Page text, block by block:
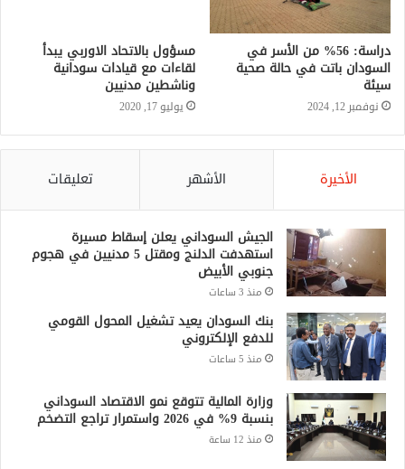
دراسة: 56% من الأسر في
السودان باتت في حالة صحية
سيئة
نوفمبر 12, 2024
مسؤول بالاتحاد الاوربي يبدأ
لقاءات مع قيادات سودانية
وناشطين مدنيين
يوليو 17, 2020
الأخيرة الأشهر تعليقات
الجيش السوداني يعلن إسقاط مسيرة
استهدفت الدلنج ومقتل 5 مدنيين في هجوم
جنوبي الأبيض
منذ 3 ساعات
بنك السودان يعيد تشغيل المحول القومي
للدفع الإلكتروني
منذ 5 ساعات
وزارة المالية تتوقع نمو الاقتصاد السوداني
بنسبة 9% في 2026 واستمرار تراجع التضخم
منذ 12 ساعة